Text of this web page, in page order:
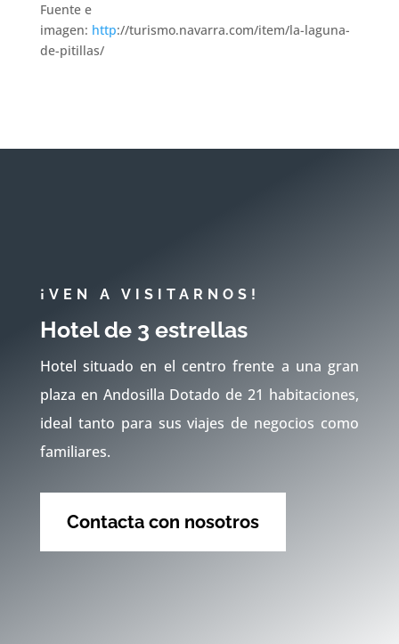
Fuente e
imagen: http://turismo.navarra.com/item/la-laguna-
de-pitillas/
¡VEN A VISITARNOS!
Hotel de 3 estrellas
Hotel situado en el centro frente a una gran
plaza en Andosilla Dotado de 21 habitaciones,
ideal tanto para sus viajes de negocios como
familiares.
Contacta con nosotros